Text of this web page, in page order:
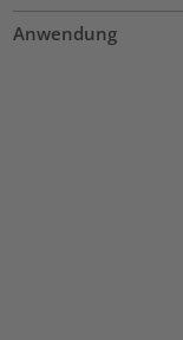
Anwendung